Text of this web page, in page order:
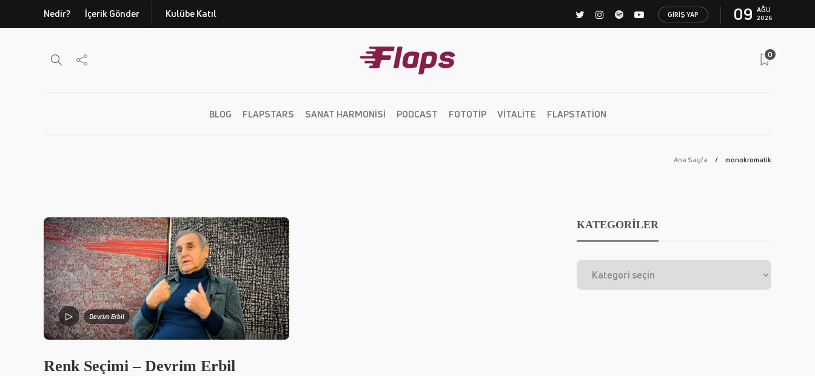
Nedir? İçerik Gönder Kulübe Katıl GIRIŞ YAP 09 AĞU
2026
0
BLOG FLAPSTARS SANAT HARMONISI PODCAST FOTOTIP VITALITE FLAPSTATION
Ana Sayfa monokromatik
Devrim Erbil
Renk Seçimi – Devrim Erbil
KATEGORİLER